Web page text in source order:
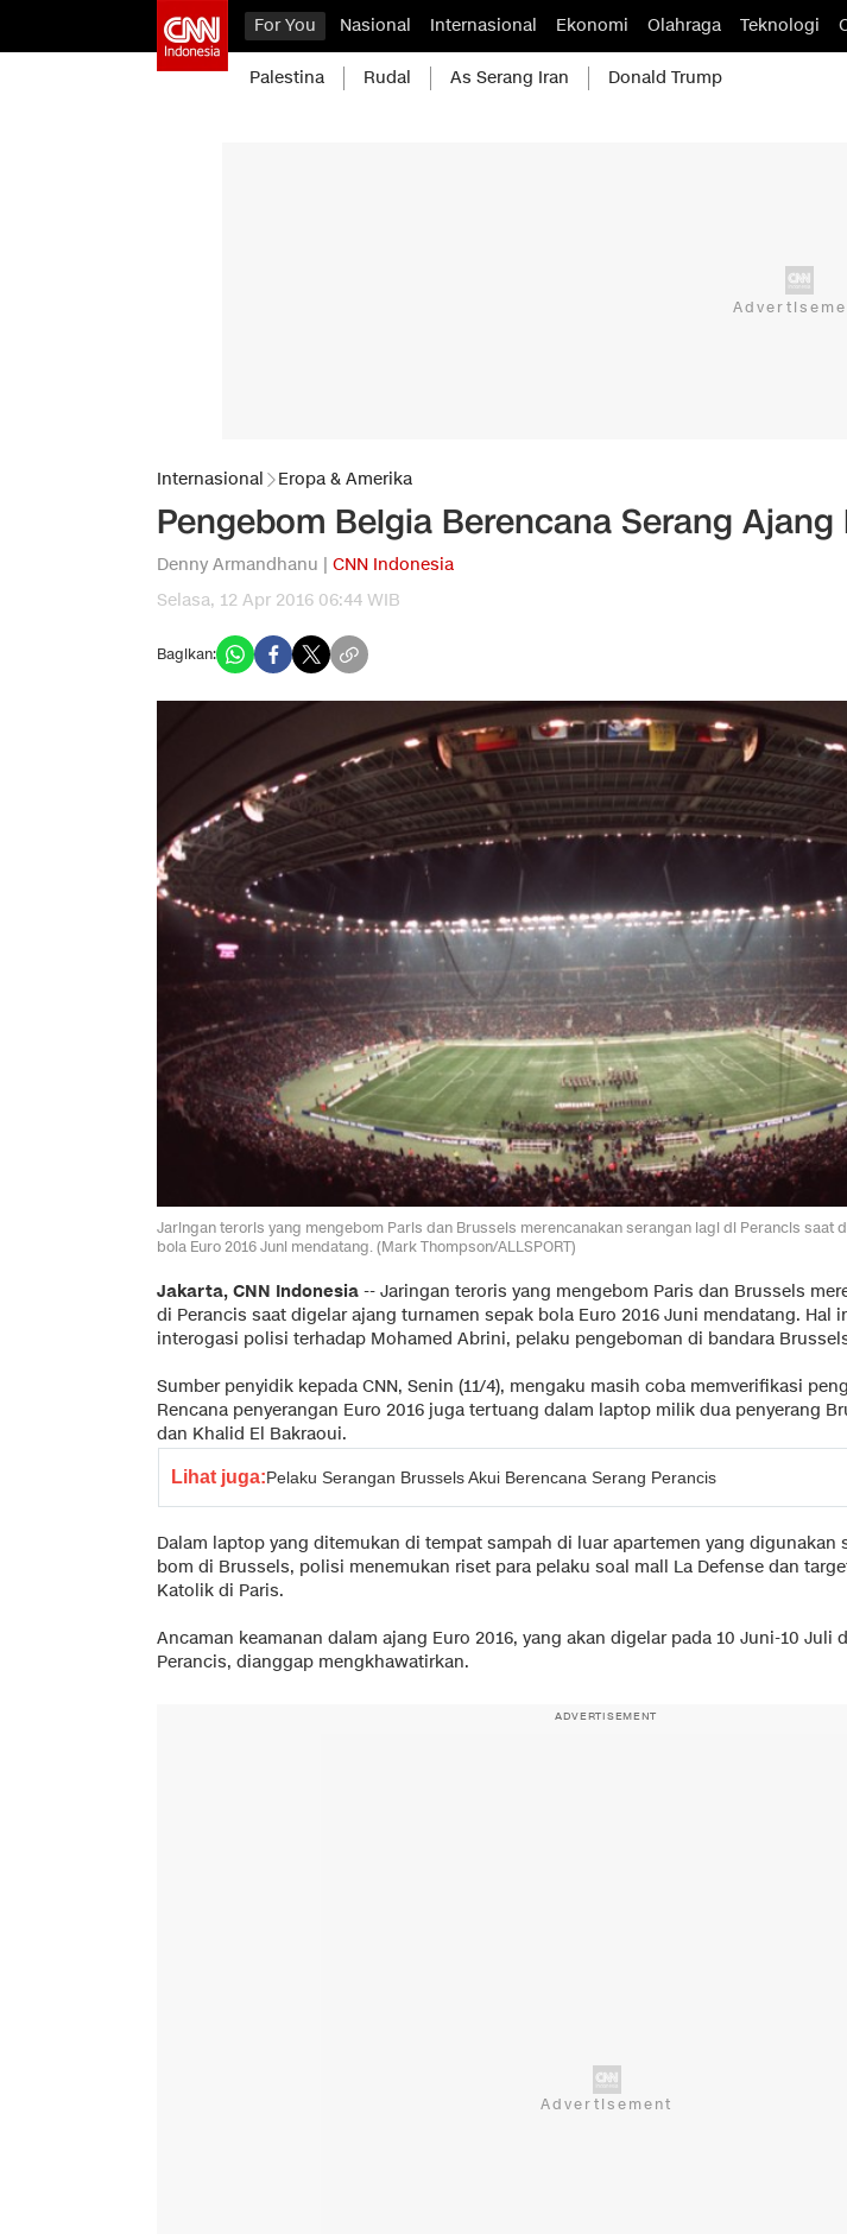
For You Nasional Internasional Ekonomi Olahraga Teknologi
Palestina Rudal As Serang Iran Donald Trump
Internasional Eropa & Amerika
Pengebom Belgia Berencana Serang Ajang
Denny Armandhanu | CNN Indonesia
Selasa, 12 Apr 2016 06:44 WIB
Bagikan:
Jaringan teroris yang mengebom Paris dan Brussels merencanakan serangan lagi di Perancis saat
bola Euro 2016 Juni mendatang. (Mark Thompson/ALLSPORT)
Jakarta, CNN Indonesia -- Jaringan teroris yang mengebom Paris dan Brussels
di Perancis saat digelar ajang turnamen sepak bola Euro 2016 Juni mendatang. Hal
interogasi polisi terhadap Mohamed Abrini, pelaku pengeboman di bandara
Sumber penyidik kepada CNN, Senin (11/4), mengaku masih coba memverifikasi
Rencana penyerangan Euro 2016 juga tertuang dalam laptop milik dua penyerang
dan Khalid El Bakraoui.
Lihat juga:Pelaku Serangan Brussels Akui Berencana Serang Perancis
Dalam laptop yang ditemukan di tempat sampah di luar apartemen yang digunakan
bom di Brussels, polisi menemukan riset para pelaku soal mall La Defense dan
Katolik di Paris.
Ancaman keamanan dalam ajang Euro 2016, yang akan digelar pada 10 Juni-10 Juli
Perancis, dianggap mengkhawatirkan.
ADVERTISEMENT